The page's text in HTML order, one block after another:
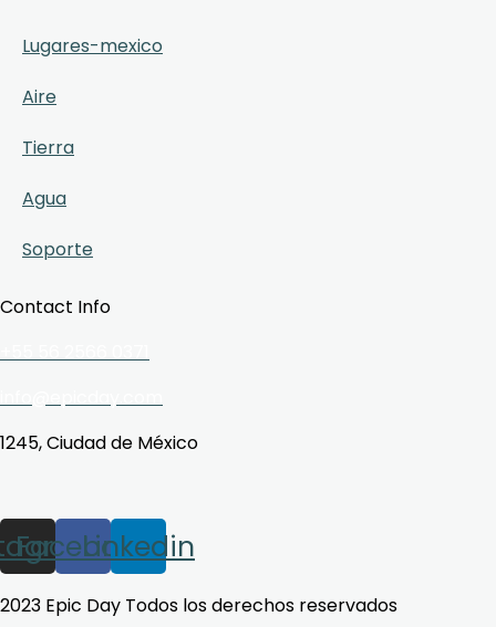
Lugares-mexico
Aire
Tierra
Agua
Soporte
Contact Info
1245, Ciudad de México
Facebook
Linkedin
2023 Epic Day Todos los derechos reservados